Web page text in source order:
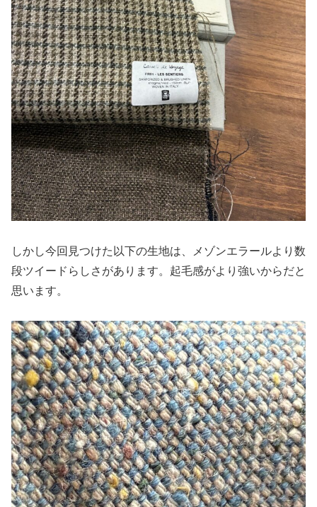
しかし今回見つけた以下の生地は、メゾンエラールより数
段ツイードらしさがあります。起毛感がより強いからだと
思います。